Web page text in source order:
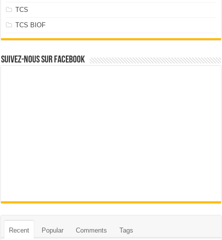
TCS
TCS BIOF
Suivez-nous sur facebook
Recent Popular Comments Tags